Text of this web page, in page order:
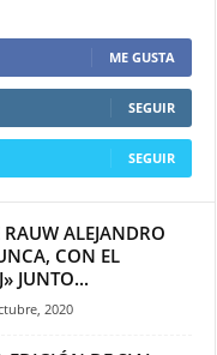
ME GUSTA
SEGUIR
SEGUIR
ALEJANDRO
CON EL
JUNTO...
2020